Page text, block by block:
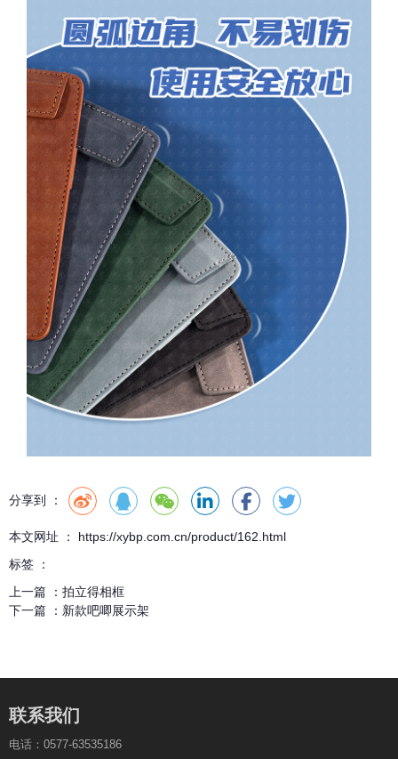
分享到 ：
本文网址 ： https://xybp.com.cn/product/162.html
标签 ：
上一篇 ： 拍立得相框
下一篇 ： 新款吧唧展示架
联系我们
电话：0577-63535186